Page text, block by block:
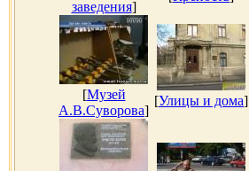
заведения]
[Музей
А.В.Суворова]
[Улицы и дома]